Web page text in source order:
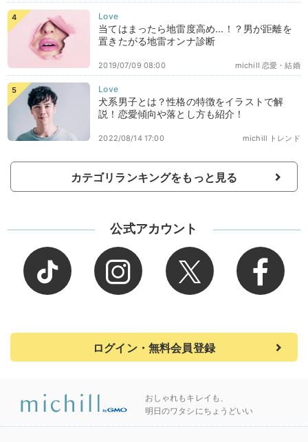
当てはまったら地雷度高め...！？男が距離を
置きたがる地雷オンナ診断
michill 恋愛・結婚
2019/07/09 08:00
犬系男子とは？性格の特徴をイラストで解
説！恋愛傾向や落とし方も紹介！
michill トレンド
2022/08/14 17:00
カテゴリランキングをもっと見る
公式アカウント
ログイン・無料会員登録
おしゃれもキレイも、
明日のワタシにちょうどいい